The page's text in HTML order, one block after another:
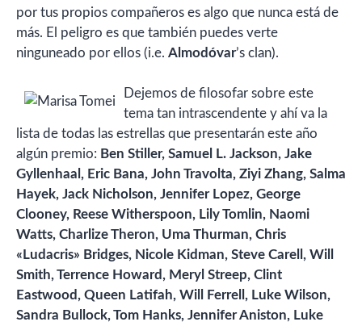
por tus propios compañeros es algo que nunca está de
más. El peligro es que también puedes verte
ninguneado por ellos (i.e. Almodóvar’s clan).
Dejemos de filosofar sobre este
tema tan intrascendente y ahí va la
lista de todas las estrellas que presentarán este año
algún premio: Ben Stiller, Samuel L. Jackson, Jake
Gyllenhaal, Eric Bana, John Travolta, Ziyi Zhang, Salma
Hayek, Jack Nicholson, Jennifer Lopez, George
Clooney, Reese Witherspoon, Lily Tomlin, Naomi
Watts, Charlize Theron, Uma Thurman, Chris
«Ludacris» Bridges, Nicole Kidman, Steve Carell, Will
Smith, Terrence Howard, Meryl Streep, Clint
Eastwood, Queen Latifah, Will Ferrell, Luke Wilson,
Sandra Bullock, Tom Hanks, Jennifer Aniston, Luke